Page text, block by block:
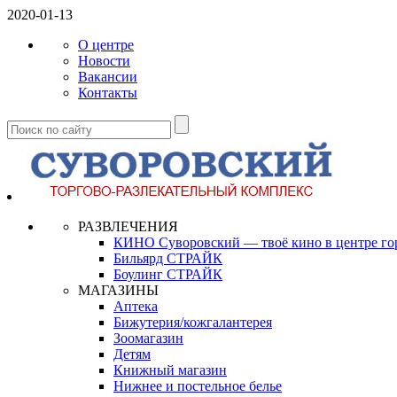
2020-01-13
О центре
Новости
Вакансии
Контакты
РАЗВЛЕЧЕНИЯ
КИНО Суворовский — твоё кино в центре
Бильярд СТРАЙК
Боулинг СТРАЙК
МАГАЗИНЫ
Аптека
Бижутерия/кожгалантерея
Зоомагазин
Детям
Книжный магазин
Нижнее и постельное белье